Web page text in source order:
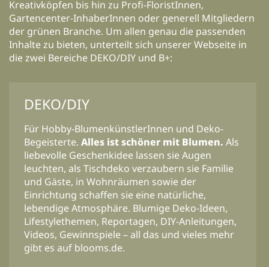
Kreativköpfen bis hin zu Profi-FloristInnen,
Gartencenter-InhaberInnen oder generell Mitgliedern
der grünen Branche. Um allen genau die passenden
Inhalte zu bieten, unterteilt sich unserer Webseite in
die zwei Bereiche DEKO/DIY und B+:
DEKO/DIY
Für Hobby-BlumenkünstlerInnen und Deko-
Begeisterte. Alles ist schöner mit Blumen. Als
liebevolle Geschenkidee lassen sie Augen
leuchten, als Tischdeko verzaubern sie Familie
und Gäste, in Wohnräumen sowie der
Einrichtung schaffen sie eine natürliche,
lebendige Atmosphäre. Blumige Deko-Ideen,
Lifestylethemen, Reportagen, DIY-Anleitungen,
Videos, Gewinnspiele – all das und vieles mehr
gibt es auf blooms.de.